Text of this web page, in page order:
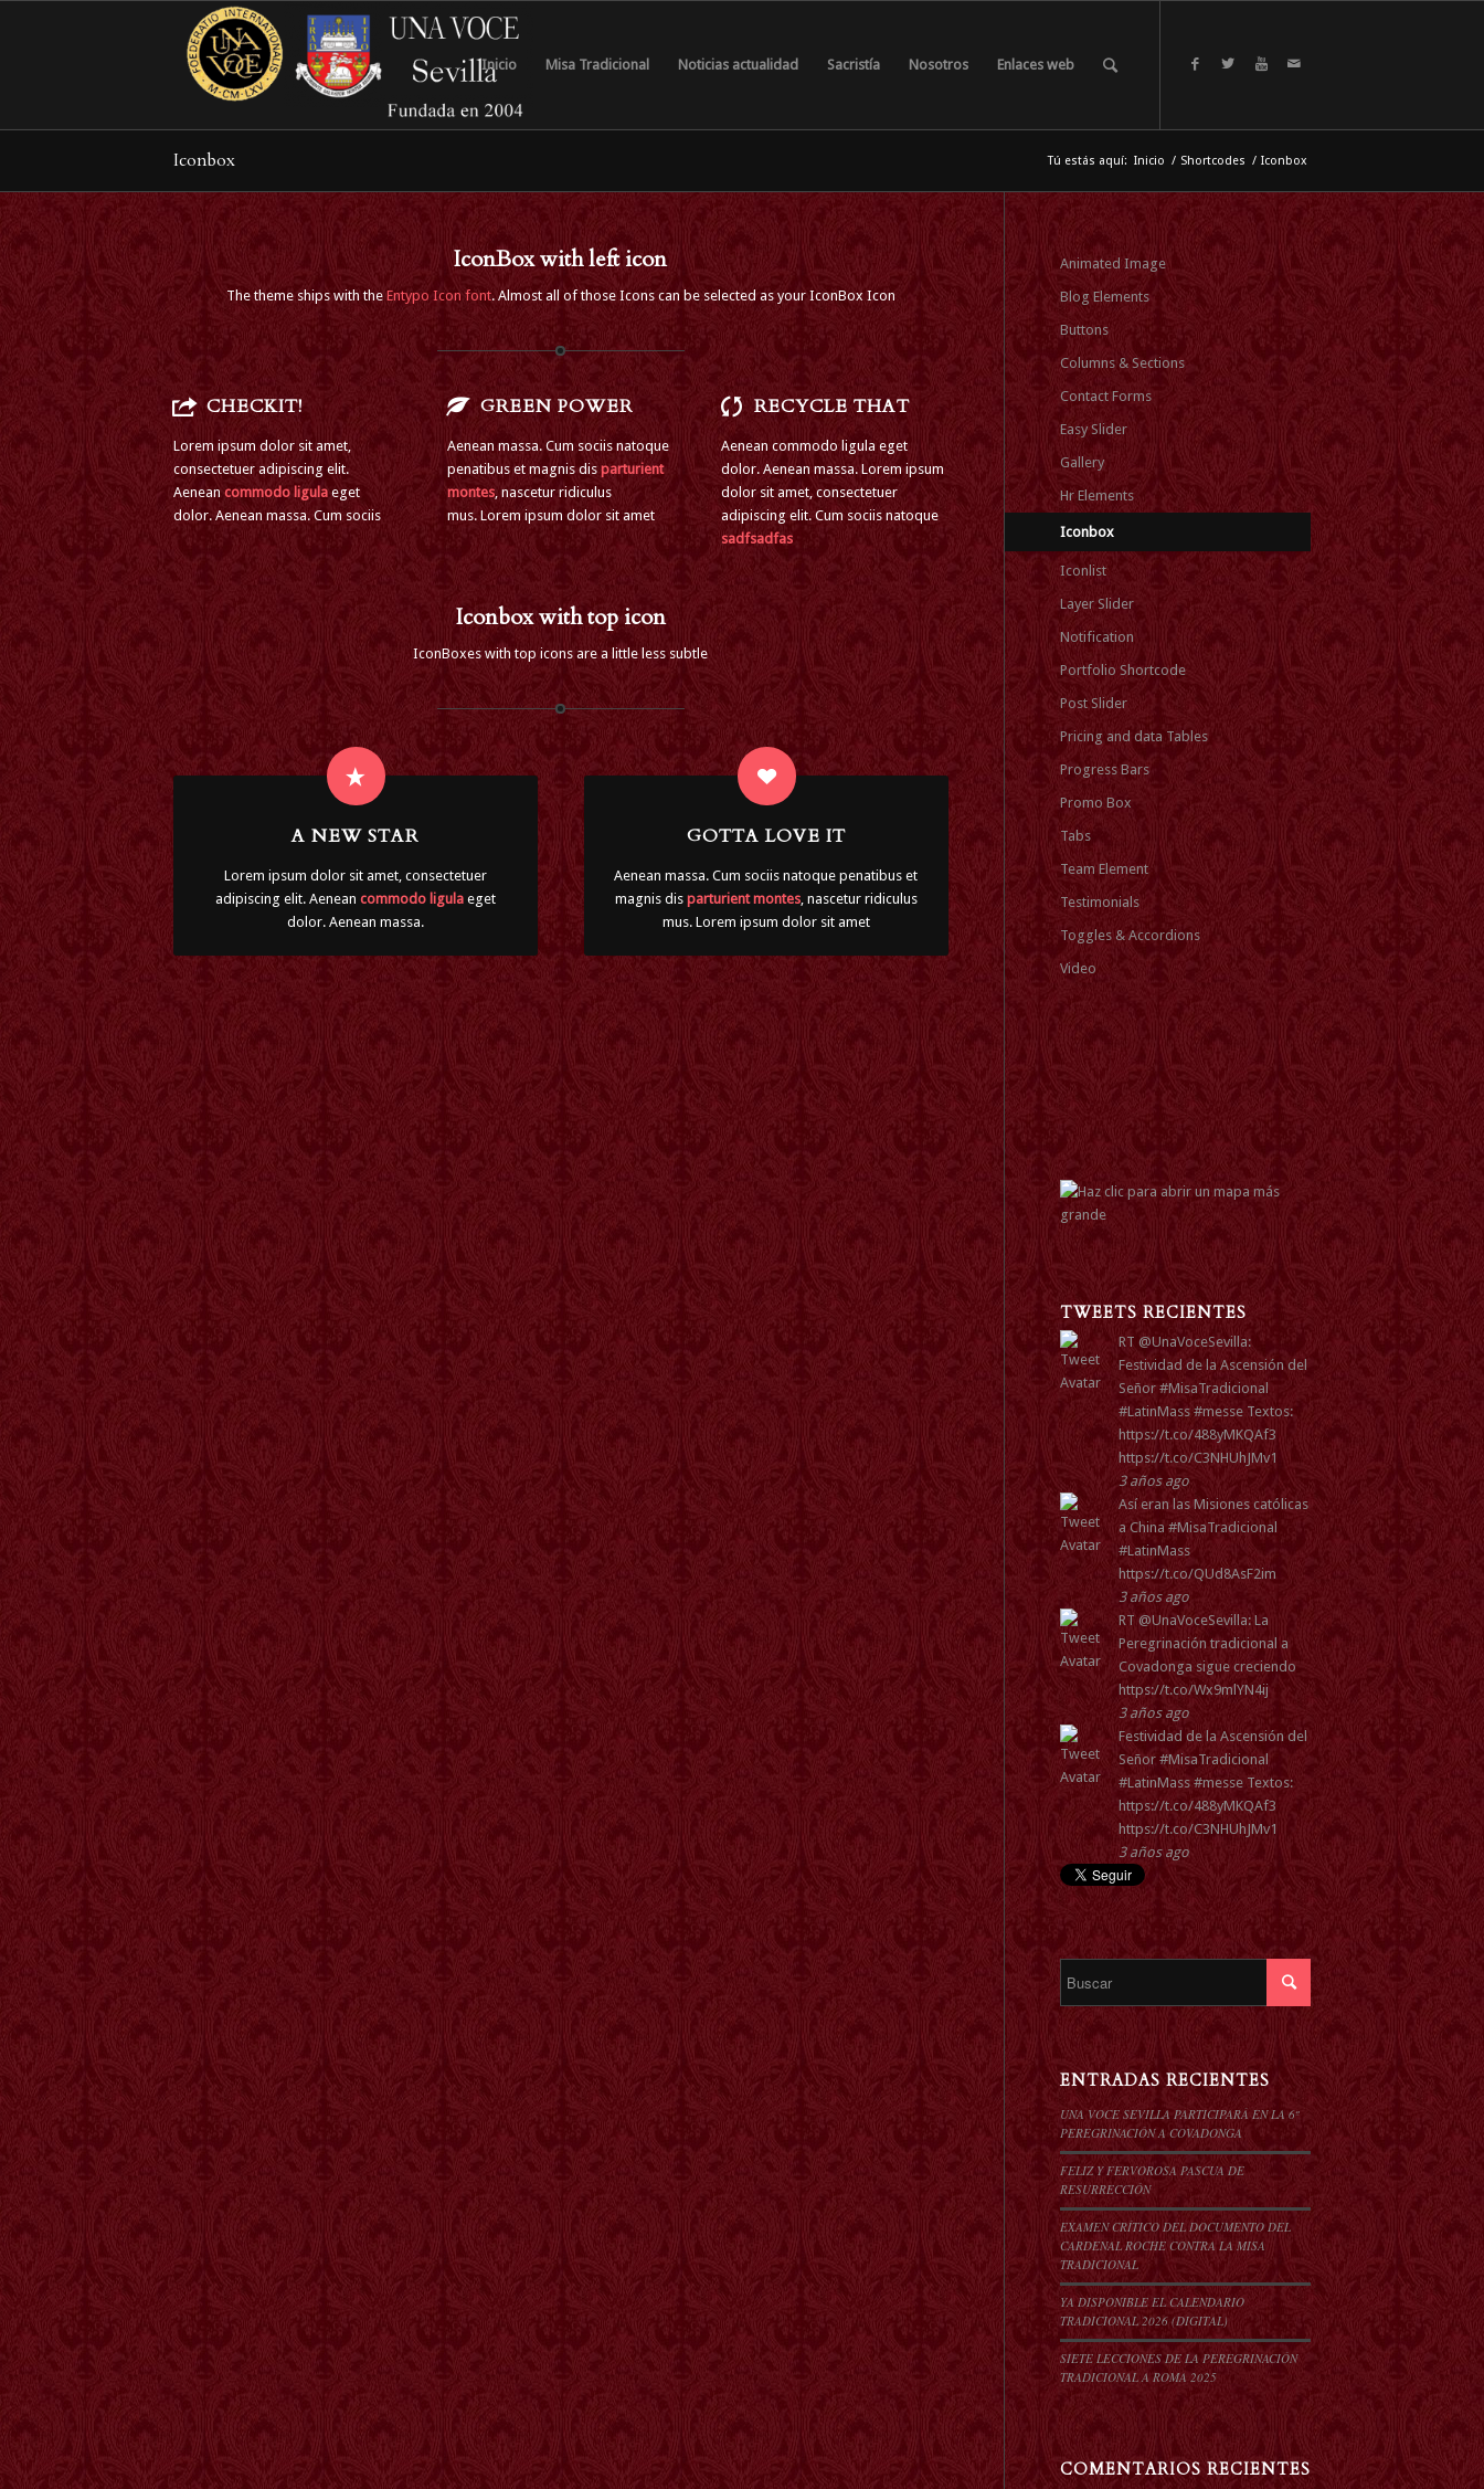
Inicio Misa Tradicional Noticias actualidad Sacristía Nosotros Enlaces web
Iconbox Tú estás aquí: Inicio / Shortcodes / Iconbox
IconBox with left icon
The theme ships with the Entypo Icon font. Almost all of those Icons can be selected as your IconBox Icon
CHECKIT!
Lorem ipsum dolor sit amet,
consectetuer adipiscing elit.
Aeneancommodo ligula eget
dolor. Aenean massa. Cum sociis
GREEN POWER
Aenean massa. Cum sociis natoque
penatibus et magnis dis parturient
montes, nascetur ridiculus
mus. Lorem ipsum dolor sit amet
RECYCLE THAT
Aenean commodo ligula eget
dolor. Aenean massa. Lorem ipsum
dolor sit amet, consectetuer
adipiscing elit. Cum sociis natoque
sadfsadfas
Iconbox with top icon
IconBoxes with top icons are a little less subtle
A NEW STAR
Lorem ipsum dolor sit amet, consectetuer
adipiscing elit. Aenean commodo ligulaeget
dolor. Aenean massa.
GOTTA LOVE IT
Aenean massa. Cum sociis natoque penatibus et
magnis dis parturient montes, nascetur ridiculus
mus. Lorem ipsum dolor sit amet
Animated Image
Blog Elements
Buttons
Columns & Sections
Contact Forms
Easy Slider
Gallery
Hr Elements
Iconbox
Iconlist
Layer Slider
Notification
Portfolio Shortcode
Post Slider
Pricing and data Tables
Progress Bars
Promo Box
Tabs
Team Element
Testimonials
Toggles & Accordions
Video
TWEETS RECIENTES
RT @UnaVoceSevilla:
Festividad de la Ascensión del
Señor #MisaTradicional
#LatinMass #messeTextos:
https://t.co/488yMKQAf3
https://t.co/C3NHUhJMv1
3 años ago
Así eran las Misiones católicas
a China #MisaTradicional
#LatinMass
https://t.co/QUd8AsF2im
3 años ago
RT @UnaVoceSevilla: La
Peregrinación tradicional a
Covadonga sigue creciendo
https://t.co/Wx9mlYN4ij
3 años ago
Festividad de la Ascensión del
Señor #MisaTradicional
#LatinMass #messeTextos:
https://t.co/488yMKQAf3
https://t.co/C3NHUhJMv1
3 años ago
ENTRADAS RECIENTES
UNA VOCE SEVILLA PARTICIPARÁ EN LA 6º
PEREGRINACIÓN A COVADONGA
FELIZ Y FERVOROSA PASCUA DE
RESURRECCIÓN
EXAMEN CRÍTICO DEL DOCUMENTO DEL
CARDENAL ROCHE CONTRA LA MISA
TRADICIONAL
YA DISPONIBLE EL CALENDARIO
TRADICIONAL 2026 (DIGITAL)
SIETE LECCIONES DE LA PEREGRINACIÓN
TRADICIONAL A ROMA 2025
COMENTARIOS RECIENTES